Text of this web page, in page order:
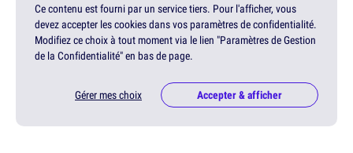
Ce contenu est fourni par un service tiers. Pour l'afficher, vous
devez accepter les cookies dans vos paramètres de confidentialité.
Modifiez ce choix à tout moment via le lien "Paramètres de Gestion
de la Confidentialité" en bas de page.
Gérer mes choix Accepter & afficher